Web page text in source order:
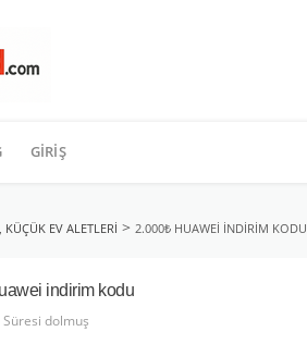
GIRIŞ
KÜÇÜK EV ALETLERI > 2.000₺ HUAWEI INDIRIM KODU
indirim kodu
Süresi dolmuş